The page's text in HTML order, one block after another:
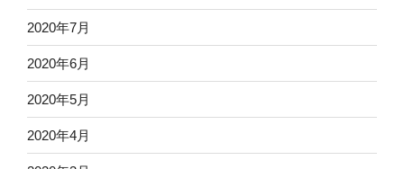
2020年7月
2020年6月
2020年5月
2020年4月